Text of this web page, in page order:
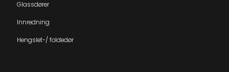
Glassdører
Innredning
Hengslet-/ foldedør